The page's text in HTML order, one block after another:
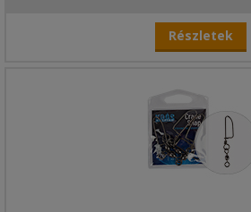
Részletek